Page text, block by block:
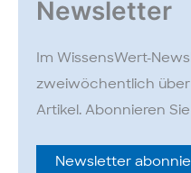
Newsletter
Im WissensWert-
zweiwöchentlich
Artikel. Abonnieren
Newsletter